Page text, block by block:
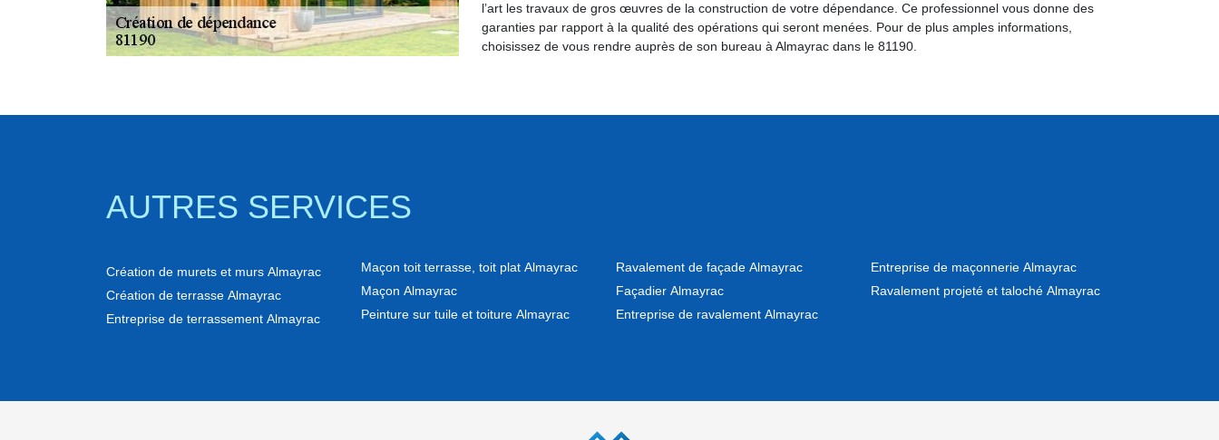
l’art les travaux de gros œuvres de la construction de votre dépendance. Ce professionnel vous donne des
garanties par rapport à la qualité des opérations qui seront menées. Pour de plus amples informations,
choisissez de vous rendre auprès de son bureau à Almayrac dans le 81190.
AUTRES SERVICES
Création de murets et murs Almayrac
Création de terrasse Almayrac
Entreprise de terrassement Almayrac
Maçon toit terrasse, toit plat Almayrac
Maçon Almayrac
Peinture sur tuile et toiture Almayrac
Ravalement de façade Almayrac
Façadier Almayrac
Entreprise de ravalement Almayrac
Entreprise de maçonnerie Almayrac
Ravalement projeté et taloché Almayrac